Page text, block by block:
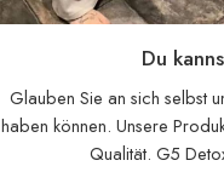
Du
Glauben Sie an sich selbst
haben können. Unsere
Qualität. G5